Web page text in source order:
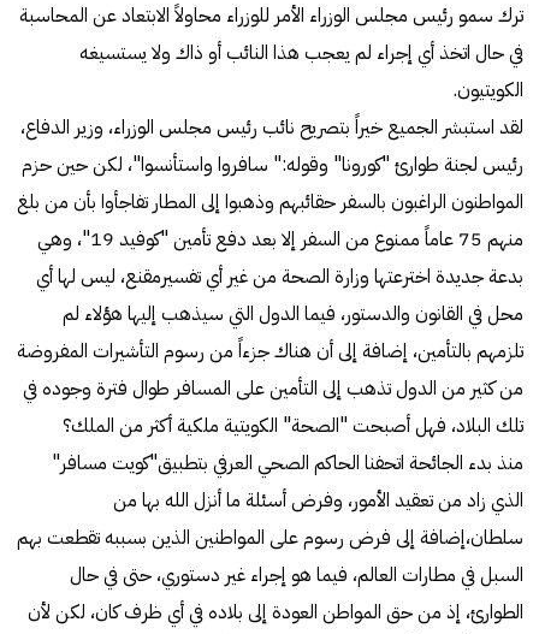
ترك سمو رئيس مجلس الوزراء الأمر للوزراء محاولاً الابتعاد عن المحاسبة
في حال اتخذ أي إجراء لم يعجب هذا النائب أو ذاك ولا يستسيغه
الكويتيون.
لقد استبشر الجميع خيراً بتصريح نائب رئيس مجلس الوزراء، وزير الدفاع،
رئيس لجنة طوارئ "كورونا" وقوله:" سافروا واستأنسوا"، لكن حين حزم
المواطنون الراغبون بالسفر حقائبهم وذهبوا إلى المطار تفاجأوا بأن من بلغ
منهم 75 عاماً ممنوع من السفر إلا بعد دفع تأمين "كوفيد 19"، وهي
بدعة جديدة اخترعتها وزارة الصحة من غير أي تفسيرمقنع، ليس لها أي
محل في القانون والدستور، فيما الدول التي سيذهب إليها هؤلاء لم
تلزمهم بالتأمين، إضافة إلى أن هناك جزءاً من رسوم التأشيرات المفروضة
من كثير من الدول تذهب إلى التأمين على المسافر طوال فترة وجوده في
تلك البلاد، فهل أصبحت "الصحة" الكويتية ملكية أكثر من الملك؟
منذ بدء الجائحة اتحفنا الحاكم الصحي العرفي بتطبيق"كويت مسافر"
الذي زاد من تعقيد الأمور، وفرض أسئلة ما أنزل الله بها من
سلطان،إضافة إلى فرض رسوم على المواطنين الذين بسببه تقطعت بهم
السبل في مطارات العالم، فيما هو إجراء غير دستوري، حتى في حال
الطوارئ، إذ من حق المواطن العودة إلى بلاده في أي ظرف كان، لكن لأن